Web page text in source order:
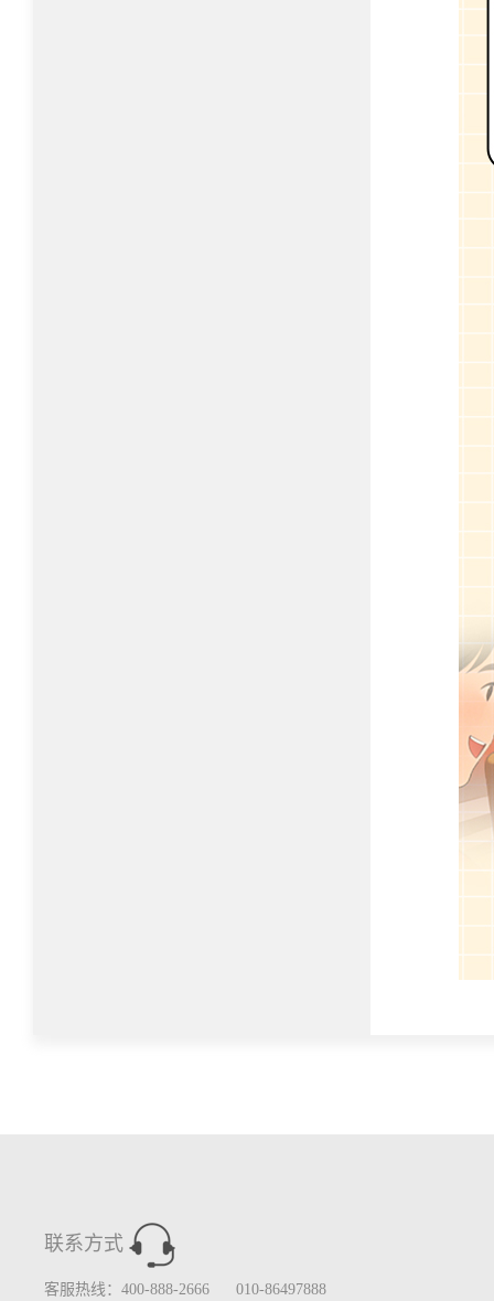
联系方式
客服热线：400-888-2666 010-86497888